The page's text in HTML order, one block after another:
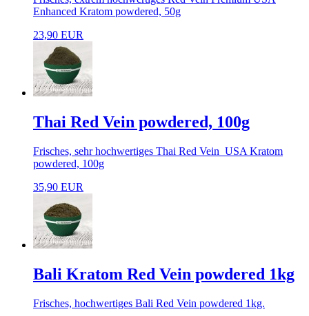
Enhanced Kratom powdered, 50g
23,90 EUR
Thai Red Vein powdered, 100g
Frisches, sehr hochwertiges Thai Red Vein USA Kratom
powdered, 100g
35,90 EUR
Bali Kratom Red Vein powdered 1kg
Frisches, hochwertiges Bali Red Vein powdered 1kg.